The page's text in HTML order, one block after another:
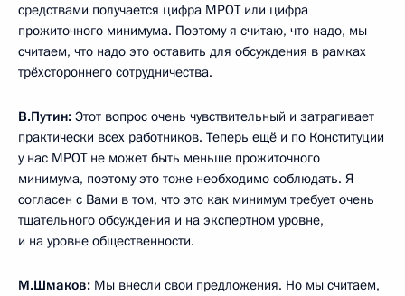
средствами получается цифра МРОТ или цифра
прожиточного минимума. Поэтому я считаю, что надо, мы
считаем, что надо это оставить для обсуждения в рамках
трёхстороннего сотрудничества.
В.Путин: Этот вопрос очень чувствительный и затрагивает
практически всех работников. Теперь ещё и по Конституции
у нас МРОТ не может быть меньше прожиточного
минимума, поэтому это тоже необходимо соблюдать. Я
согласен с Вами в том, что это как минимум требует очень
тщательного обсуждения и на экспертном уровне,
и на уровне общественности.
М.Шмаков: Мы внесли свои предложения. Но мы считаем,